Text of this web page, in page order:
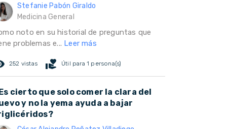
Stefanie Pabón Giraldo
Medicina General
noto en su historial de preguntas que
problemas e... Leer más
252 vistas volunteer_activism Útil para 1 persona(s)
cierto que solo comer la clara del
y no la yema ayuda a bajar